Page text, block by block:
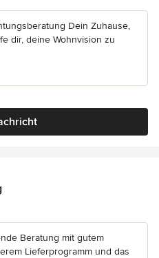
Dein Zuhause,
dir, deine Wohnvision zu
von 5 Sternen
Beratung mit gutem
Lieferprogramm und das